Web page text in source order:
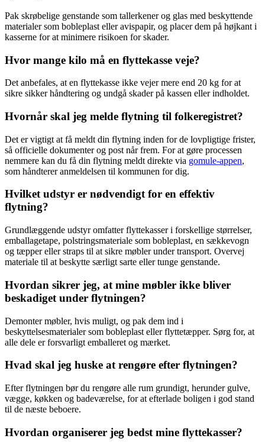
Pak skrøbelige genstande som tallerkener og glas med beskyttende
materialer som bobleplast eller avispapir, og placer dem på højkant i
kasserne for at minimere risikoen for skader.
Hvor mange kilo må en flyttekasse veje?
Det anbefales, at en flyttekasse ikke vejer mere end 20 kg for at
sikre sikker håndtering og undgå skader på kassen eller indholdet.
Hvornår skal jeg melde flytning til folkeregistret?
Det er vigtigt at få meldt din flytning inden for de lovpligtige frister,
så officielle dokumenter og post når frem. For at gøre processen
nemmere kan du få din flytning meldt direkte via gomule-appen,
som håndterer anmeldelsen til kommunen for dig.
Hvilket udstyr er nødvendigt for en effektiv
flytning?
Grundlæggende udstyr omfatter flyttekasser i forskellige størrelser,
emballagetape, polstringsmateriale som bobleplast, en sækkevogn
og tæpper eller straps til at sikre møbler under transport. Overvej
materiale til at beskytte særligt sarte eller tunge genstande.
Hvordan sikrer jeg, at mine møbler ikke bliver
beskadiget under flytningen?
Demonter møbler, hvis muligt, og pak dem ind i
beskyttelsesmaterialer som bobleplast eller flyttetæpper. Sørg for, at
alle dele er forsvarligt emballeret og mærket.
Hvad skal jeg huske at rengøre efter flytningen?
Efter flytningen bør du rengøre alle rum grundigt, herunder gulve,
vægge, køkken og badeværelse, for at efterlade boligen i god stand
til de næste beboere.
Hvordan organiserer jeg bedst mine flyttekasser?